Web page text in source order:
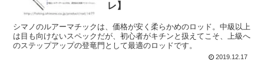
レ】
シマノのルアーマチックは、価格が安く柔らかめのロッド。中級以上
は目も向けないスペックだが、初心者がキチンと扱えてこそ、上級へ
のステップアップの登竜門として最適のロッドです。
2019.12.17